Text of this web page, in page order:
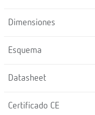
Dimensiones
Esquema
Datasheet
Certificado CE